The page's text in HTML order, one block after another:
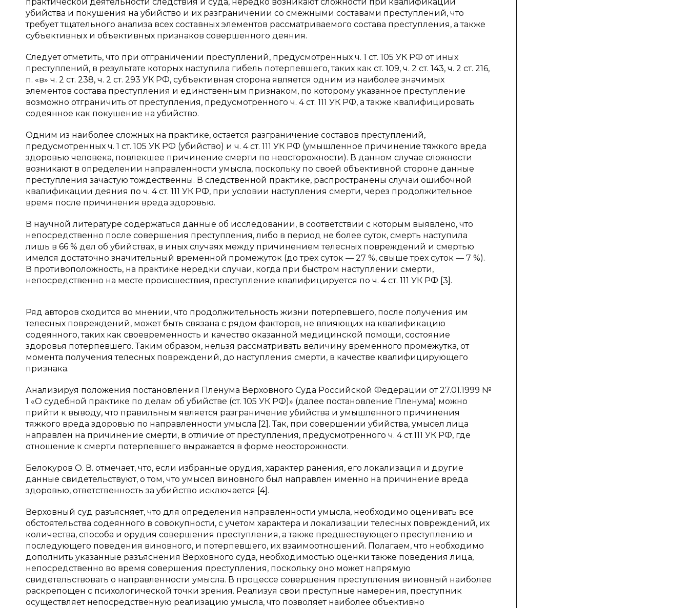
убийства и покушения на убийство и их разграничении со смежными составами преступлений, что
требует тщательного анализа всех составных элементов рассматриваемого состава преступления, а также
субъективных и объективных признаков совершенного деяния.
Следует отметить, что при отграничении преступлений, предусмотренных ч. 1 ст. 105 УК РФ от иных
преступлений, в результате которых наступила гибель потерпевшего, таких как ст. 109, ч. 2 ст. 143, ч. 2 ст. 216,
п. «в» ч. 2 ст. 238, ч. 2 ст. 293 УК РФ, субъективная сторона является одним из наиболее значимых
элементов состава преступления и единственным признаком, по которому указанное преступление
возможно отграничить от преступления, предусмотренного ч. 4 ст. 111 УК РФ, а также квалифицировать
содеянное как покушение на убийство.
Одним из наиболее сложных на практике, остается разграничение составов преступлений,
предусмотренных ч. 1 ст. 105 УК РФ (убийство) и ч. 4 ст. 111 УК РФ (умышленное причинение тяжкого вреда
здоровью человека, повлекшее причинение смерти по неосторожности). В данном случае сложности
возникают в определении направленности умысла, поскольку по своей объективной стороне данные
преступления зачастую тождественны. В следственной практике, распространены случаи ошибочной
квалификации деяния по ч. 4 ст. 111 УК РФ, при условии наступления смерти, через продолжительное
время после причинения вреда здоровью.
В научной литературе содержаться данные об исследовании, в соответствии с которым выявлено, что
непосредственно после совершения преступления, либо в период не более суток, смерть наступила
лишь в 66 % дел об убийствах, в иных случаях между причинением телесных повреждений и смертью
имелся достаточно значительный временной промежуток (до трех суток — 27 %, свыше трех суток — 7 %).
В противоположность, на практике нередки случаи, когда при быстром наступлении смерти,
непосредственно на месте происшествия, преступление квалифицируется по ч. 4 ст. 111 УК РФ [3].
Ряд авторов сходится во мнении, что продолжительность жизни потерпевшего, после получения им
телесных повреждений, может быть связана с рядом факторов, не влияющих на квалификацию
содеянного, таких как своевременность и качество оказанной медицинской помощи, состояние
здоровья потерпевшего. Таким образом, нельзя рассматривать величину временного промежутка, от
момента получения телесных повреждений, до наступления смерти, в качестве квалифицирующего
признака.
Анализируя положения постановления Пленума Верховного Суда Российской Федерации от 27.01.1999 №
1 «О судебной практике по делам об убийстве (ст. 105 УК РФ)» (далее постановление Пленума) можно
прийти к выводу, что правильным является разграничение убийства и умышленного причинения
тяжкого вреда здоровью по направленности умысла [2]. Так, при совершении убийства, умысел лица
направлен на причинение смерти, в отличие от преступления, предусмотренного ч. 4 ст.111 УК РФ, где
отношение к смерти потерпевшего выражается в форме неосторожности.
Белокуров О. В. отмечает, что, если избранные орудия, характер ранения, его локализация и другие
данные свидетельствуют, о том, что умысел виновного был направлен именно на причинение вреда
здоровью, ответственность за убийство исключается [4].
Верховный суд разъясняет, что для определения направленности умысла, необходимо оценивать все
обстоятельства содеянного в совокупности, с учетом характера и локализации телесных повреждений, их
количества, способа и орудия совершения преступления, а также предшествующего преступлению и
последующего поведения виновного, и потерпевшего, их взаимоотношений. Полагаем, что необходимо
дополнить указанные разъяснения Верховного суда, необходимостью оценки также поведения лица,
непосредственно во время совершения преступления, поскольку оно может напрямую
свидетельствовать о направленности умысла. В процессе совершения преступления виновный наиболее
раскрепощен с психологической точки зрения. Реализуя свои преступные намерения, преступник
осуществляет непосредственную реализацию умысла, что позволяет наиболее объективно